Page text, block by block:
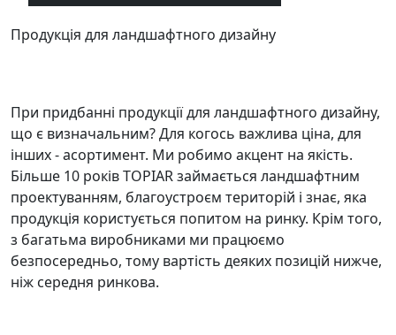
Продукція для ландшафтного дизайну
При придбанні продукції для ландшафтного дизайну,
що є визначальним? Для когось важлива ціна, для
інших - асортимент. Ми робимо акцент на якість.
Більше 10 років TOPIAR займається ландшафтним
проектуванням, благоустроєм територій і знає, яка
продукція користується попитом на ринку. Крім того,
з багатьма виробниками ми працюємо
безпосередньо, тому вартість деяких позицій нижче,
ніж середня ринкова.